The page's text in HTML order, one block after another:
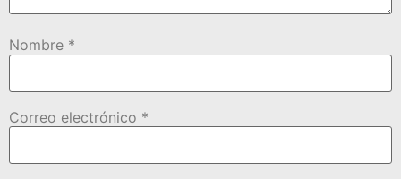
Nombre *
Correo electrónico *